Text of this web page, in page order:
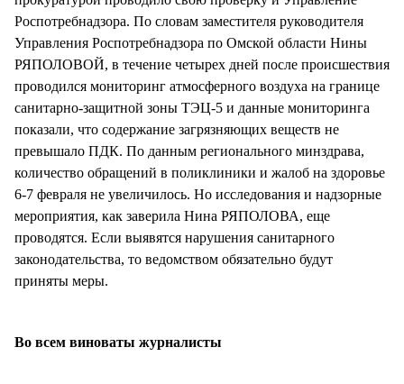
Роспотребнадзора. По словам заместителя руководителя
Управления Роспотребнадзора по Омской области Нины
РЯПОЛОВОЙ, в течение четырех дней после происшествия
проводился мониторинг атмосферного воздуха на границе
санитарно-защитной зоны ТЭЦ-5 и данные мониторинга
показали, что содержание загрязняющих веществ не
превышало ПДК. По данным регионального минздрава,
количество обращений в поликлиники и жалоб на здоровье
6-7 февраля не увеличилось. Но исследования и надзорные
мероприятия, как заверила Нина РЯПОЛОВА, еще
проводятся. Если выявятся нарушения санитарного
законодательства, то ведомством обязательно будут
приняты меры.
Во всем виноваты журналисты